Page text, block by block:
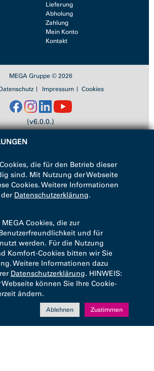
Lieferung
Abholung
Zahlung
Mein Konto
Kontakt
MEGA Gruppe © 2026
Impressum Cookies
(v6.0.0.)
die für den Betrieb dieser
sind. Mit Nutzung der Webseite
Cookies. Weitere Informationen
Datenschutzerklärung.
Cookies, die zur
und für
werden. Für die Nutzung
Komfort-Cookies bitten wir Sie
Weitere Informationen dazu
Datenschutzerklärung. HINWEIS:
können Sie Ihre Cookie-
ändern.
Zustimmen
Ablehnen